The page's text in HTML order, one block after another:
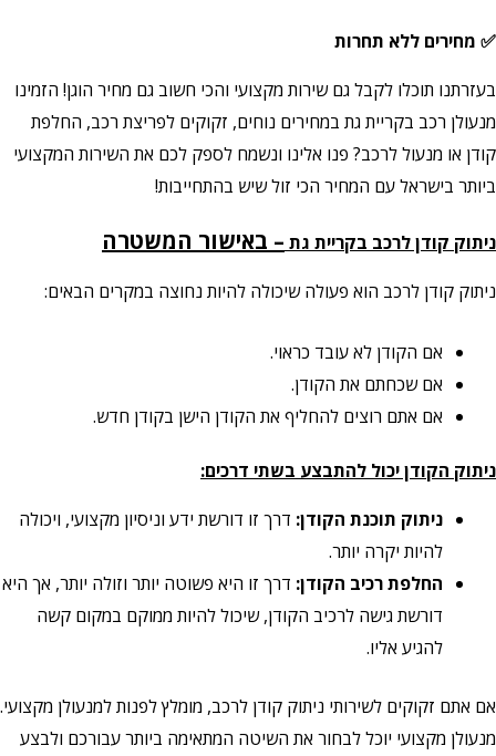
✅ מחירים ללא תחרות
בעזרתנו תוכלו לקבל גם שירות מקצועי והכי חשוב גם מחיר הוגן! הזמינו
מנעולן רכב בקריית גת במחירים נוחים, זקוקים לפריצת רכב, החלפת
קודן או מנעול לרכב? פנו אלינו ונשמח לספק לכם את השירות המקצועי
ביותר בישראל עם המחיר הכי זול שיש בהתחייבות!
ניתוק קודן לרכב בקריית גת – באישור המשטרה
ניתוק קודן לרכב הוא פעולה שיכולה להיות נחוצה במקרים הבאים:
אם הקודן לא עובד כראוי.
אם שכחתם את הקודן.
אם אתם רוצים להחליף את הקודן הישן בקודן חדש.
ניתוק הקודן יכול להתבצע בשתי דרכים:
ניתוק תוכנת הקודן: דרך זו דורשת ידע וניסיון מקצועי, ויכולה
להיות יקרה יותר.
החלפת רכיב הקודן: דרך זו היא פשוטה יותר וזולה יותר, אך היא
דורשת גישה לרכיב הקודן, שיכול להיות ממוקם במקום קשה
להגיע אליו.
אם אתם זקוקים לשירותי ניתוק קודן לרכב, מומלץ לפנות למנעולן מקצועי.
מנעולן מקצועי יוכל לבחור את השיטה המתאימה ביותר עבורכם ולבצע